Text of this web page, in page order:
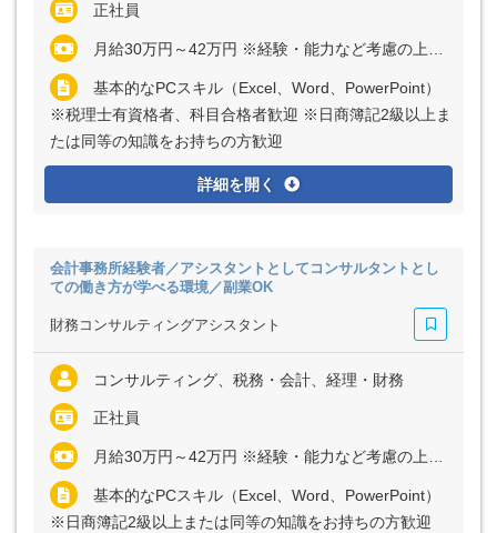
正社員
月給30万円～42万円 ※経験・能力など考慮の上、決定いたします ※残業代は全額支給
基本的なPCスキル（Excel、Word、PowerPoint）
※税理士有資格者、科目合格者歓迎 ※日商簿記2級以上ま
たは同等の知識をお持ちの方歓迎
詳細を開く
会計事務所経験者／アシスタントとしてコンサルタントとし
ての働き方が学べる環境／副業OK
財務コンサルティングアシスタント
コンサルティング、税務・会計、経理・財務
正社員
月給30万円～42万円 ※経験・能力など考慮の上、決定いたします ※残業代は全額支給
基本的なPCスキル（Excel、Word、PowerPoint）
※日商簿記2級以上または同等の知識をお持ちの方歓迎